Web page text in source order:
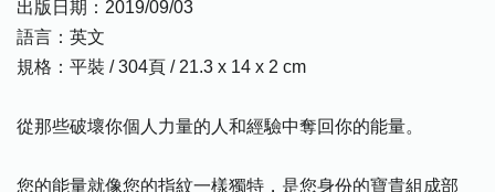
出版日期：2019/09/03
語言：英文
規格：平裝 / 304頁 / 21.3 x 14 x 2 cm
從那些破壞你個人力量的人和經驗中奪回你的能量。
您的能量就像您的指紋一樣獨特，是您身份的寶貴組成部